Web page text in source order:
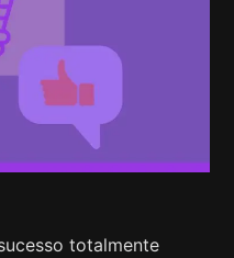
totalmente